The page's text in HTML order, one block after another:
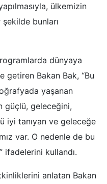
ülkemizin
bunları
dünyaya
getiren Bakan Bak, “Bu
yaşanan
güçlü, geleceğini,
iyi tanıyan ve geleceğe
var. O nedenle de bu
kullandı.
anlatan Bakan